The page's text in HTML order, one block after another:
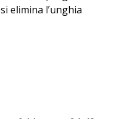
elimina l’unghia